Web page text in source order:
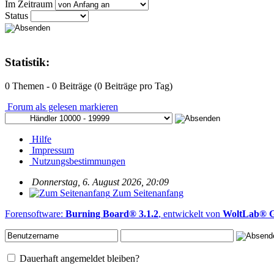
Im Zeitraum
Status
Statistik:
0 Themen - 0 Beiträge (0 Beiträge pro Tag)
Forum als gelesen markieren
Hilfe
Impressum
Nutzungsbestimmungen
Donnerstag, 6. August 2026, 20:09
Zum Seitenanfang
Forensoftware: Burning Board® 3.1.2, entwickelt von WoltLab®
Dauerhaft angemeldet bleiben?